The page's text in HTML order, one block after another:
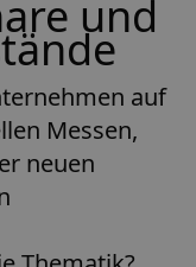
und
auf
Messen,
neuen